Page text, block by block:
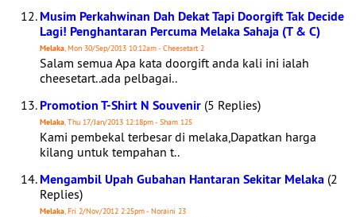
Musim Perkahwinan Dah Dekat Tapi Doorgift Tak Decide
Lagi! Penghantaran Percuma Melaka Sahaja (T & C)
Melaka, Mon 30/Sep/2013 10:12am - Cheesetart 2
Salam semua Apa kata doorgift anda kali ini ialah
cheesetart..ada pelbagai..
Promotion T-Shirt N Souvenir (5 Replies)
Melaka, Thu 17/Jan/2013 12:18pm - Sham 125
Kami pembekal terbesar di melaka,Dapatkan harga
kilang untuk tempahan t..
Mengambil Upah Gubahan Hantaran Sekitar Melaka (2
Replies)
Melaka, Fri 2/Nov/2012 2:25pm - Noraini 23